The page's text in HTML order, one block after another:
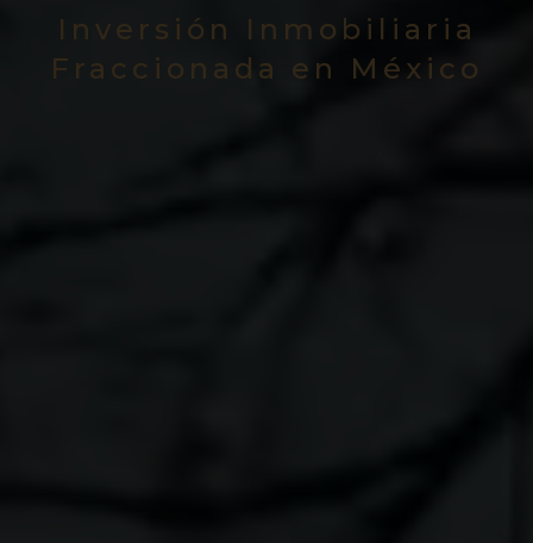
Inversión Inmobiliaria
Fraccionada en México